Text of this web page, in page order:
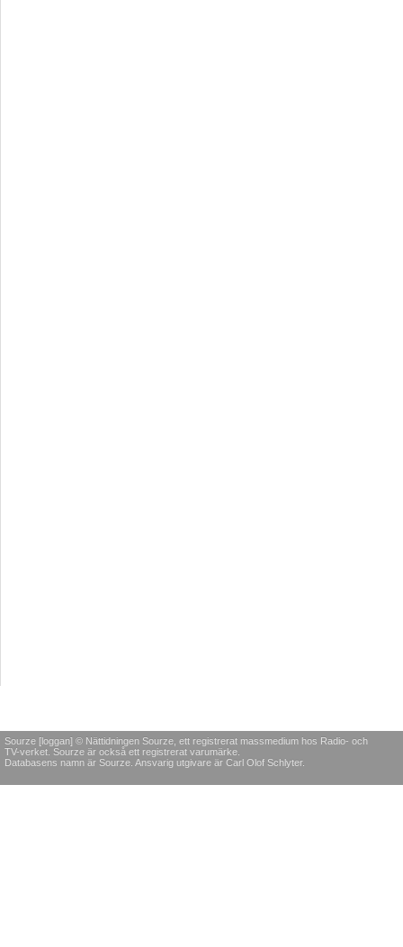
Sourze [loggan] © Nättidningen Sourze, ett registrerat massmedium hos Radio- och
TV-verket. Sourze är också ett registrerat varumärke.
Databasens namn är Sourze. Ansvarig utgivare är Carl Olof Schlyter.